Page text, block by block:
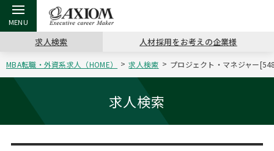
戻る
アクシアムの特長
戻る
コンサ
サービス案内
戻る
キャリ
戻る
キャリア支援 TOP
キャリアデザイン講座
（最新求人市場動向）
戻る
MBAの
戻る
日本か
戻る
転職ツール TOP
英文レジュメの書き方
戻る
パワー
戻る
転職コラム TOP
“展”職相談室
戻る
イベント・セミナー TOP
ジョブフェア
戻る
会社概要 TOP
沿革
求人検索 人材採用をお考えの企業様
MBA転職・外資系求人（HOME） 求人検索 プロジェクト・マネジャー
求人検索